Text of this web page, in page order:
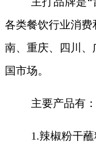
各类餐饮行业消
南、重庆、四川
国市场。
主要产品有：
1.辣椒粉干